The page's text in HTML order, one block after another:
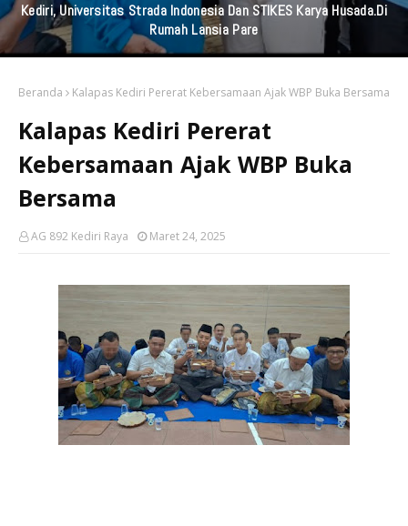
Praktisi Hukum Soroti Investasi Bodong Yang Libatkan
Bayangkari
Beranda Kalapas Kediri Pererat Kebersamaan Ajak WBP Buka Bersama
Kalapas Kediri Pererat
Kebersamaan Ajak WBP Buka
Bersama
AG 892 Kediri Raya Maret 24, 2025